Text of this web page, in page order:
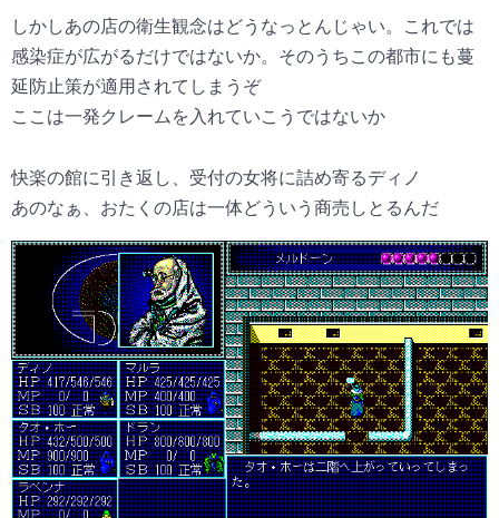
しかしあの店の衛生観念はどうなっとんじゃい。これでは
感染症が広がるだけではないか。そのうちこの都市にも蔓
延防止策が適用されてしまうぞ
ここは一発クレームを入れていこうではないか
快楽の館に引き返し、受付の女将に詰め寄るディノ
あのなぁ、おたくの店は一体どういう商売しとるんだ